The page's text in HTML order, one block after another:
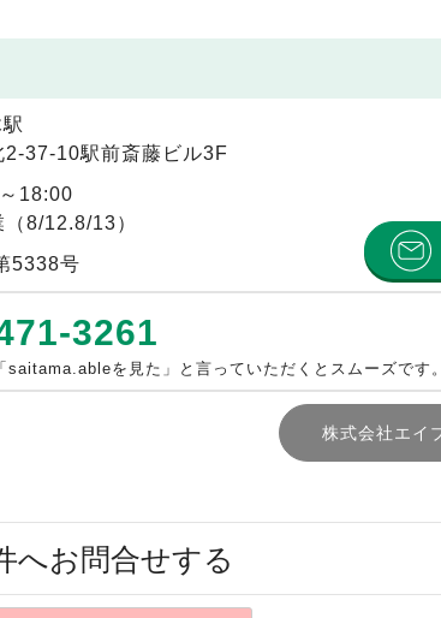
2-37-10駅前斎藤ビル3F
18:00
8/12.8/13）
5338号
3261
を見た」と言っていただくとスムーズです。
株式会社エイ
へお問合せする